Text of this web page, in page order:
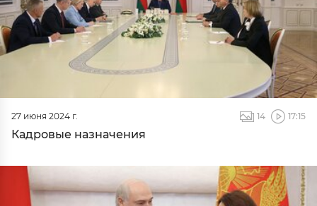
27 июня 2024 г. 14 17:15
Кадровые назначения